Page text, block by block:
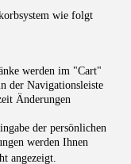
wie folgt
werden im "Cart"
der Navigationsleiste
Änderungen
der persönlichen
werden Ihnen
angezeigt.